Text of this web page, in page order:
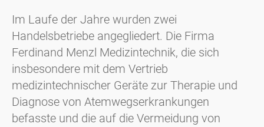
Im Laufe der Jahre wurden zwei
Handelsbetriebe angegliedert. Die Firma
Ferdinand Menzl Medizintechnik, die sich
insbesondere mit dem Vertrieb
medizintechnischer Geräte zur Therapie und
Diagnose von Atemwegserkrankungen
befasste und die auf die Vermeidung von